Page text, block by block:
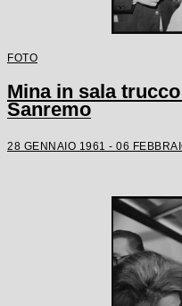
FOTO
Mina in sala
Sanremo
28 GENNAIO 1961 - 06